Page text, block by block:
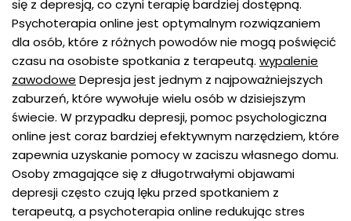
się z depresją, co czyni terapię bardziej dostępną.
Psychoterapia online jest optymalnym rozwiązaniem
dla osób, które z różnych powodów nie mogą poświęcić
czasu na osobiste spotkania z terapeutą. wypalenie
zawodowe Depresja jest jednym z najpoważniejszych
zaburzeń, które wywołuje wielu osób w dzisiejszym
świecie. W przypadku depresji, pomoc psychologiczna
online jest coraz bardziej efektywnym narzędziem, które
zapewnia uzyskanie pomocy w zaciszu własnego domu.
Osoby zmagające się z długotrwałymi objawami
depresji często czują lęku przed spotkaniem z
terapeutą, a psychoterapia online redukując stres